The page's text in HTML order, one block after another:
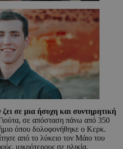
σε μια ήσυχη και συντηρητική
σε απόσταση πάνω από 350
όπου δολοφονήθηκε ο Κερκ.
από το λύκειο τον Μάιο του
μικρότερους σε ηλικία.